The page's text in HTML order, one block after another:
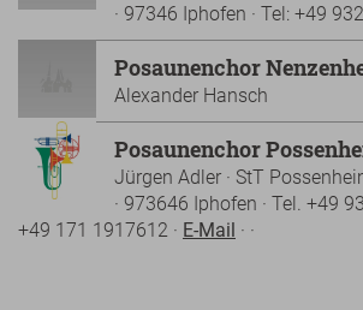
· 97346 Iphofen · Tel: +49
Posaunenchor
Alexander Hansch
Posaunenchor
Jürgen Adler · StT
· 973646 Iphofen · Tel. +49
+49 171 1917612 · E-Mail · ·